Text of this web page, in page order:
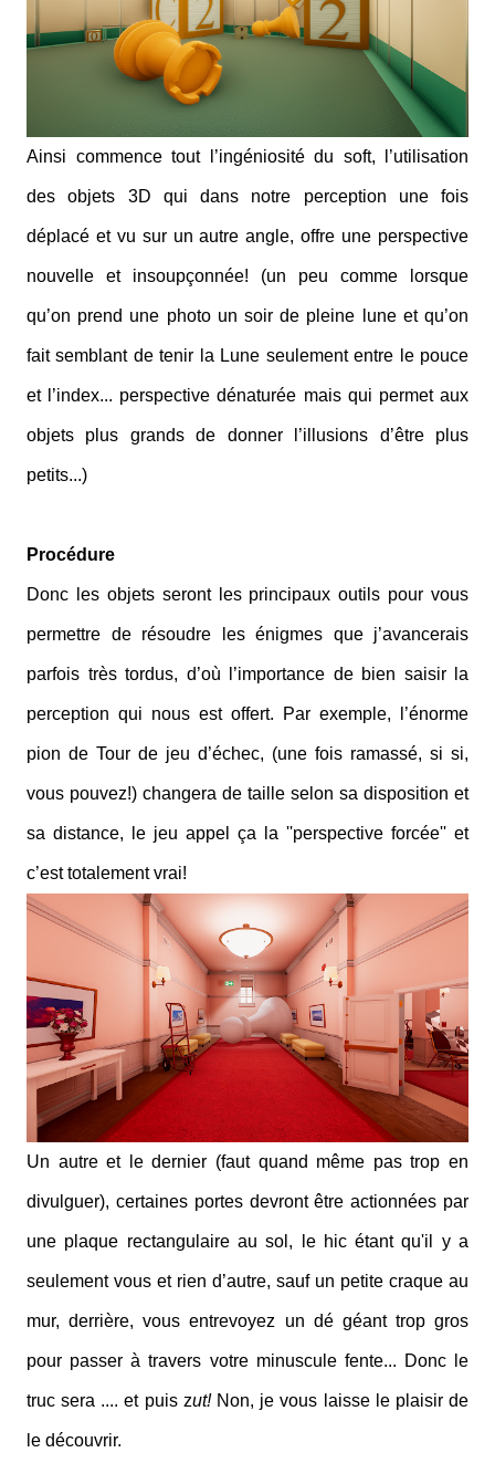
Ainsi commence tout l’ingéniosité du soft, l’utilisation
des objets 3D qui dans notre perception une fois
déplacé et vu sur un autre angle, offre une perspective
nouvelle et insoupçonnée! (un peu comme lorsque
qu’on prend une photo un soir de pleine lune et qu’on
fait semblant de tenir la Lune seulement entre le pouce
et l’index... perspective dénaturée mais qui permet aux
objets plus grands de donner l’illusions d’être plus
petits...)
Procédure
Donc les objets seront les principaux outils pour vous
permettre de résoudre les énigmes que j’avancerais
parfois très tordus, d’où l’importance de bien saisir la
perception qui nous est offert. Par exemple, l’énorme
pion de Tour de jeu d’échec, (une fois ramassé, si si,
vous pouvez!) changera de taille selon sa disposition et
sa distance, le jeu appel ça la ''perspective forcée'' et
c’est totalement vrai!
Un autre et le dernier (faut quand même pas trop en
divulguer), certaines portes devront être actionnées par
une plaque rectangulaire au sol, le hic étant qu'il y a
seulement vous et rien d’autre, sauf un petite craque au
mur, derrière, vous entrevoyez un dé géant trop gros
pour passer à travers votre minuscule fente... Donc le
truc sera .... et puis zut!Non, je vous laisse le plaisir de
le découvrir.